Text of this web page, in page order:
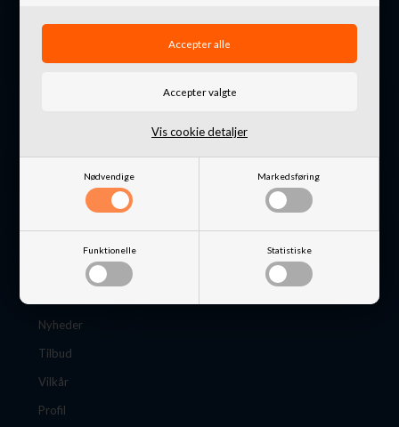
Nødvendige Markedsføring
Funktionelle Statistiske
Vis cookie detaljer
Information
B2B Login
Nyheder
Tilbud
Vilkår
Profil